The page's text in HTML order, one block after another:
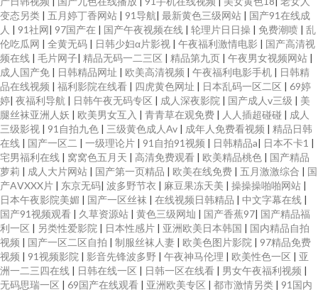
变态另类 | 五月婷丁香网站 | 91导航| 最新黄色三级网站 | 国产91在线成
人 | 91社网| 97国产在 | 国产午夜视频在线 | 轮理片日日操 | 免费潮喷 | 乱
伦吃瓜网 | 全黄无码 | 日韩少妇α片影视 | 午夜福利激情电影 | 国产高清视
频在线 | 毛片网子| 精品无码一二三区 | 精品第九页 | 午夜男女视频网站 |
成人国产免 | 日韩精品网址 | 欧美高清视频 | 午夜福利电影手机 | 日韩精
品在线视频 | 福利影院在线看 | 四虎黄色网址 | 日本乱码一区二区 | 69婷
婷| 夜福利导航 | 日韩午夜无码专区 | 成人深夜影院 | 国产成人v三级 | 美
腿丝袜亚洲人妖 | 欧美男女互入 | 青青草在观免费 | 人人插超碰碰 | 成人
三级影视 | 91自拍九色 | 三级黄色成人Av | 成年人免费看视频 | 精品日韩
在线 | 国产一区二 | 一级理论片 | 91自拍91视频 | 日韩精品a| 日本不卡1 |
宅男福利在线 | 窝窝色五月天 | 高清免费观看 | 欧美精品桃色 | 国产精品
萝莉 | 成人大片网站 | 国产第一页精品 | 欧美在线免费 | 五月激激综合 | 国
产AⅤXXX片 | 东京无码| 波多野节衣 | 麻豆果冻天美 | 操操操啪啪网站 |
日本午夜影院美媚 | 国产一区丝袜 | 在线视频日韩精品 | 中文字幕在线 |
国产91视频观看 | 久草资源站 | 黄色三级网圸 | 国产香蕉97| 国产精品福
利一区 | 另类性爱影院 | 日本性感片 | 亚洲欧美日本韩国 | 国内精品自拍
视频 | 国产一区二区自拍 | 制服丝袜人妻 | 欧美色图片影院 | 97精品免费
视频 | 91视频影院 | 影音先锋波多野 | 午夜神马伦理 | 欧美性色一区 | 亚
洲一二三四在线 | 日韩在线一区 | 日韩一区在线看 | 男女午夜福利视频 |
无码思瑞一区 | 69国产在线观看 | 亚洲欧美专区 | 都市激情另类 | 91国内